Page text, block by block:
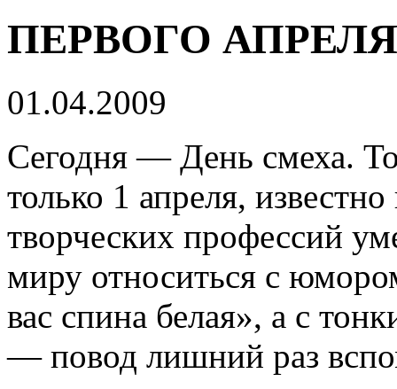
ПЕРВОГО
01.04.2009
Сегодня — День смеха.
только 1 апреля,
творческих профессий
миру относиться с
вас спина белая», а с
— повод лишний раз